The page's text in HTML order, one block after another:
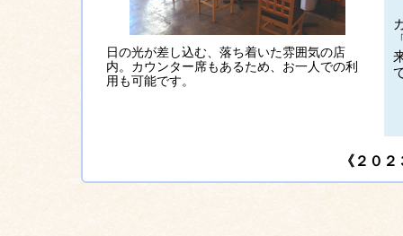
日の光が差し込む、落ち着いた雰囲気の店
内。カウンター席もあるため、お一人での利
用も可能です。
《２０